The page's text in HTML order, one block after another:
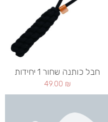
חבל כותנה שחור 1 יחידות
49.00 ₪